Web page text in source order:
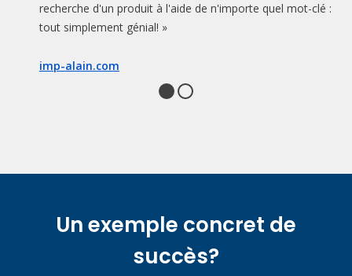
recherche d'un produit à l'aide de n'importe quel mot-clé :
tout simplement génial! »
imp-alain.com
Un exemple concret de
succès?